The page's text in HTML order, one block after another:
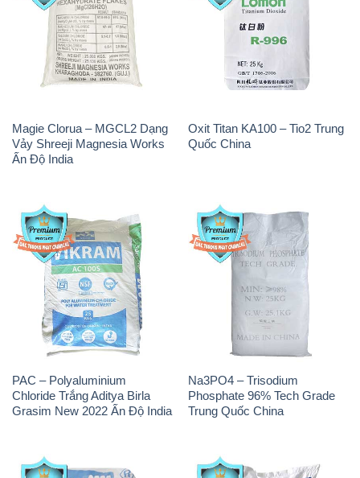
Magie Clorua – MGCL2 Dạng
Vảy Shreeji Magnesia Works
Ấn Độ India
Oxit Titan KA100 – Tio2 Trung
Quốc China
PAC – Polyaluminium
Chloride Trắng Aditya Birla
Grasim New 2022 Ấn Độ India
Na3PO4 – Trisodium
Phosphate 96% Tech Grade
Trung Quốc China